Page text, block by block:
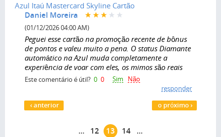
Azul Itaú Mastercard Skyline Cartão
Daniel Moreira
(01/12/2026 04:00 AM)
Peguei esse cartão na promoção recente de bônus
de pontos e valeu muito a pena. O status Diamante
automático na Azul muda completamente a
experiência de voar com eles, os mimos são reais
Este comentário é útil? 0 0 Sim
Não
responder
Páginas
‹ anterior
… 12 13 14 …
o próximo ›